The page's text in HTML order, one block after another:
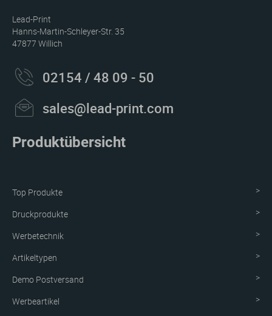
Lead-Print
Hanns-Martin-Schleyer-Str. 35
47877 Willich
02154 / 48 09 - 50
sales@lead-print.com
Produktübersicht
Top Produkte
Druckprodukte
Werbetechnik
Artikeltypen
Demo Postversand
Werbeartikel